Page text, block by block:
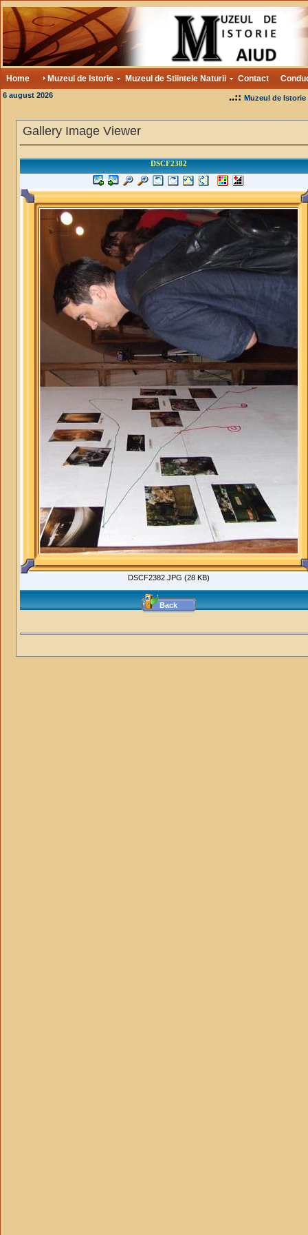
Home Muzeul de Istorie Muzeul de Stiintele Naturii Contact
6 august 2026 ..:: Muzeul de Istorie
Gallery Image Viewer
DSCF2382
DSCF2382.JPG (28 KB)